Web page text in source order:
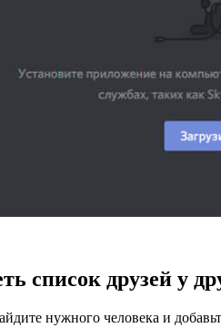
список друзей у
нужного человека и